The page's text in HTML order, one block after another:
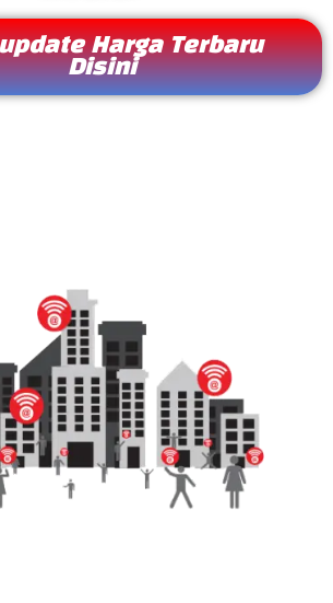
update Harga Terbaru
Disini